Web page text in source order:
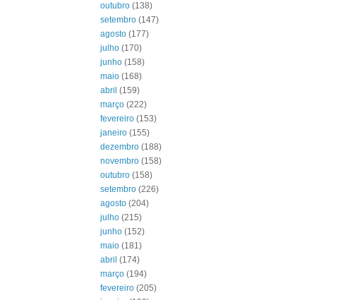
outubro (138)
setembro (147)
agosto (177)
julho (170)
junho (158)
maio (168)
abril (159)
março (222)
fevereiro (153)
janeiro (155)
dezembro (188)
novembro (158)
outubro (158)
setembro (226)
agosto (204)
julho (215)
junho (152)
maio (181)
abril (174)
março (194)
fevereiro (205)